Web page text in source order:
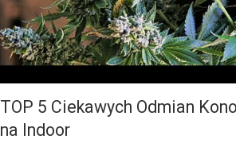
TOP 5 Ciekawych Odmian
na Indoor